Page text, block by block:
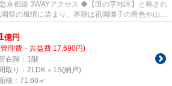
京都線 3WAYアクセス ◆【田の字地区】と称され
祭の風情に染まり、界隈は祇園囃子の音色や山鉾
...
億円
理費・共益費 17,690円)
在階：1階
取り：2LDK＋1S(納戸)
積：71.60㎡